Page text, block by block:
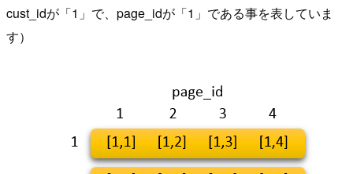
cust_idが「1」で、page_idが「1」である事を表していま
す）